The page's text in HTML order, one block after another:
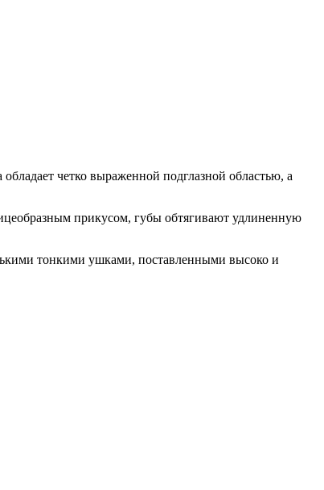
четко выраженной подглазной областью, а
прикусом, губы обтягивают удлиненную
тонкими ушками, поставленными высоко и